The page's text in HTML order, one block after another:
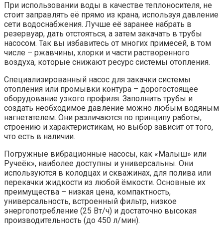
При использовании воды в качестве теплоносителя, не
стоит заправлять её прямо из крана, используя давление
сети водоснабжения. Лучше её заранее набрать в
резервуар, дать отстояться, а затем закачать в трубы
насосом. Так вы избавитесь от многих примесей, в том
числе – ржавчины, хлорки и части растворенного
воздуха, которые снижают ресурс системы отопления.
Специализированный насос для закачки системы
отопления или промывки контура – дорогостоящее
оборудование узкого профиля. Заполнить трубы и
создать необходимое давление можно любым водяным
нагнетателем. Они различаются по принципу работы,
строению и характеристикам, но выбор зависит от того,
что есть в наличии.
Погружные вибрационные насосы, как «Малыш» или
Ручеёк», наиболее доступны и универсальны. Они
используются в колодцах и скважинах, для полива или
перекачки жидкости из любой ёмкости. Основные их
преимущества – низкая цена, компактность,
универсальность, встроенный фильтр, низкое
энергопотребление (25 Вт/ч) и достаточно высокая
производительность (до 450 л/мин).